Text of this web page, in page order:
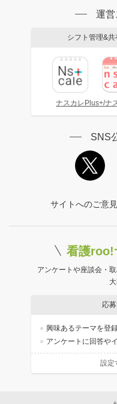
運営
シフト管理&共
ナスカレPlus+/ナ
SNS
サイトへのご意
看護roo!
アンケートや座談会・
応
興味あるテーマを登
アンケートに回答や
設定